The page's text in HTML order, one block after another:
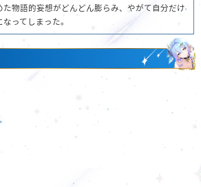
物語的妄想がどんどん膨らみ、やがて自分だけ
ってしまった。